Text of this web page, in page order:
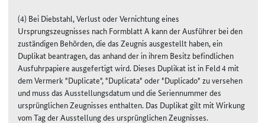
(4) Bei Diebstahl, Verlust oder Vernichtung eines
Ursprungszeugnisses nach Formblatt A kann der Ausführer bei den
zuständigen Behörden, die das Zeugnis ausgestellt haben, ein
Duplikat beantragen, das anhand der in ihrem Besitz befindlichen
Ausfuhrpapiere ausgefertigt wird. Dieses Duplikat ist in Feld 4 mit
dem Vermerk "Duplicate", "Duplicata" oder "Duplicado" zu versehen
und muss das Ausstellungsdatum und die Seriennummer des
ursprünglichen Zeugnisses enthalten. Das Duplikat gilt mit Wirkung
vom Tag der Ausstellung des ursprünglichen Zeugnisses.